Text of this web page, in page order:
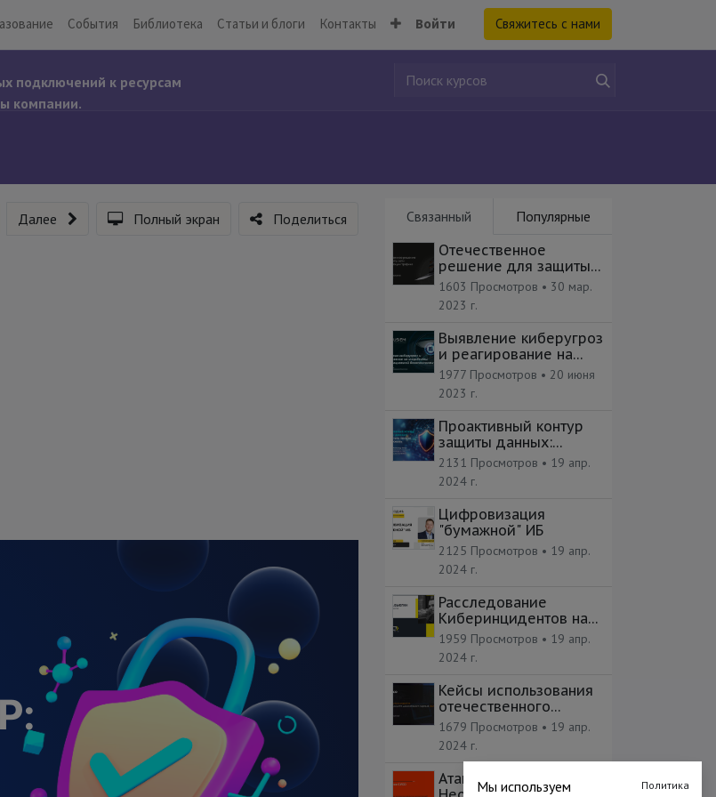
События Библиотека Статьи и блоги Контакты Войти Свяжитесь с нами
подключений к ресурсам
компании.
Связанный
Популярные
Отечественное
решение для защиты
сети и фильтрации
трафика
1603 Просмотров • 30 мар.
2023 г.
Выявление киберугроз
и реагирование на
инциденты ИБ
1977 Просмотров • 20 июня
2023 г.
Проактивный контур
защиты данных:
пропустить нельзя
блокировать
2131 Просмотров • 19 апр.
2024 г.
Цифровизация
"бумажной" ИБ
2125 Просмотров • 19 апр.
2024 г.
Расследование
Киберинцидентов на
практике
1959 Просмотров • 19 апр.
2024 г.
Кейсы использования
отечественного
межсетевого экрана
1679 Просмотров • 19 апр.
2024 г.
Атаки на CI/CD -
Далее Полный экран Поделиться
Мы используем
Политика